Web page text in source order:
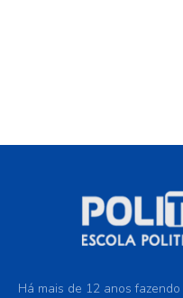
Há mais de 12 anos